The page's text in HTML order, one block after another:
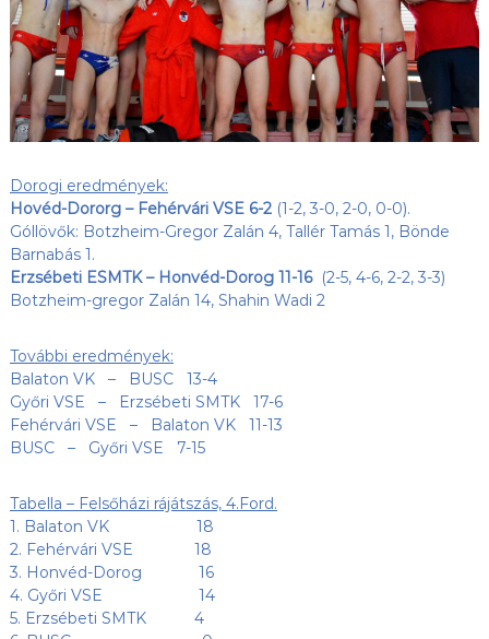
Dorogi eredmények:
Hovéd-Dororg – Fehérvári VSE 6-2(1-2, 3-0, 2-0, 0-0).
Góllövők: Botzheim-Gregor Zalán 4, Tallér Tamás 1, Bönde
Barnabás 1.
Erzsébeti ESMTK – Honvéd-Dorog 11-16(2-5, 4-6, 2-2, 3-3)
Botzheim-gregor Zalán 14, Shahin Wadi 2
További eredmények:
Balaton VK – BUSC 13-4
Győri VSE – Erzsébeti SMTK 17-6
Fehérvári VSE – Balaton VK 11-13
BUSC – Győri VSE 7-15
Tabella – Felsőházi rájátszás, 4.Ford.
1. Balaton VK 18
2. Fehérvári VSE 18
3. Honvéd-Dorog 16
4. Győri VSE 14
5. Erzsébeti SMTK 4